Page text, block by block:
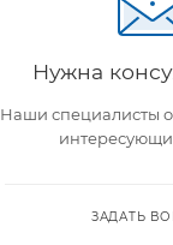
Нужна
Наши специалисты
ЗАДАТЬ